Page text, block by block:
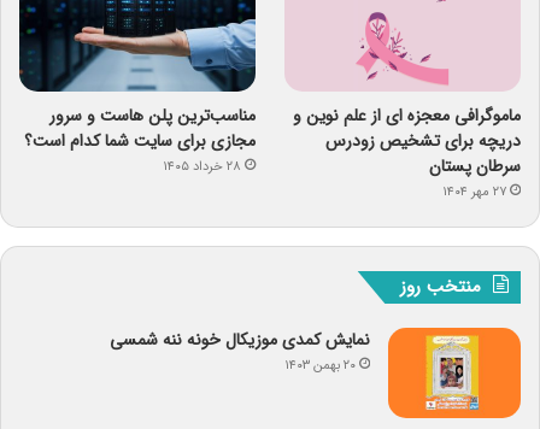
ماموگرافی معجزه ای از علم نوین و
دریچه برای تشخیص زودرس
سرطان پستان
۲۷ مهر ۱۴۰۴
مناسب‌ترین پلن هاست و سرور
مجازی برای سایت شما کدام است؟
۲۸ خرداد ۱۴۰۵
منتخب روز
نمایش کمدی موزیکال خونه ننه شمسی
۲۰ بهمن ۱۴۰۳